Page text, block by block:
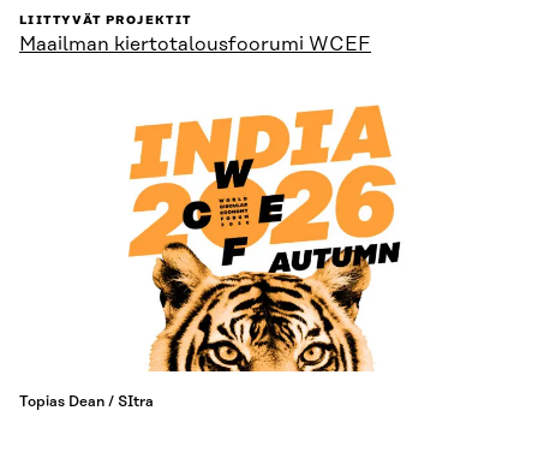
LIITTYVÄT PROJEKTIT
Maailman kiertotalousfoorumi WCEF
Topias Dean / SItra